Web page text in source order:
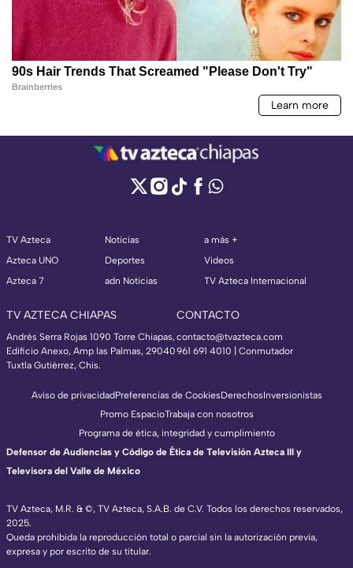
TV Azteca
Azteca UNO
Azteca 7
Noticias
Deportes
adn Noticias
a más +
Videos
TV Azteca Internacional
TV AZTECA CHIAPAS
Andrés Serra Rojas 1090 Torre Chiapas,
Edificio Anexo, Amp las Palmas, 29040
Tuxtla Gutiérrez, Chis.
CONTACTO
contacto@tvazteca.com
961 691 4010 | Conmutador
TV Azteca, M.R. & ©, TV Azteca, S.A.B. de C.V. Todos los derechos reservados,
2025.
Queda prohibida la reproducción total o parcial sin la autorización previa,
expresa y por escrito de su titular.
Aviso de privacidadPreferencias de CookiesDerechosInversionistas
Promo EspacioTrabaja con nosotros
Programa de ética, integridad y cumplimiento
Defensor de Audiencias y Código de Ética de Televisión Azteca III y
Televisora del Valle de México